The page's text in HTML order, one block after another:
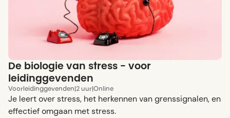
De biologie van stress - voor
leidinggevenden
Voorleidinggevenden|2 uur|Online
Je leert over stress, het herkennen van grenssignalen, en
effectief omgaan met stress.